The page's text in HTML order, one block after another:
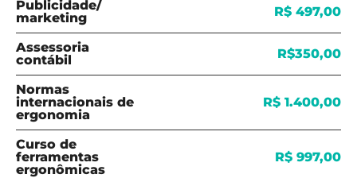
Publicidade/
marketing
R$ 497,00
Assessoria
contábil
R$350,00
Normas
internacionais de
ergonomia
R$ 1.400,00
Curso de
ferramentas
ergonômicas
R$ 997,00